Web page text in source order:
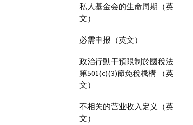
私人基金会的生命周期（英
文）
必需申报（英文）
政治行動干預限制於國稅法
第501(c)(3)節免稅機構 （英
文）
不相关的营业收入定义（英
文）